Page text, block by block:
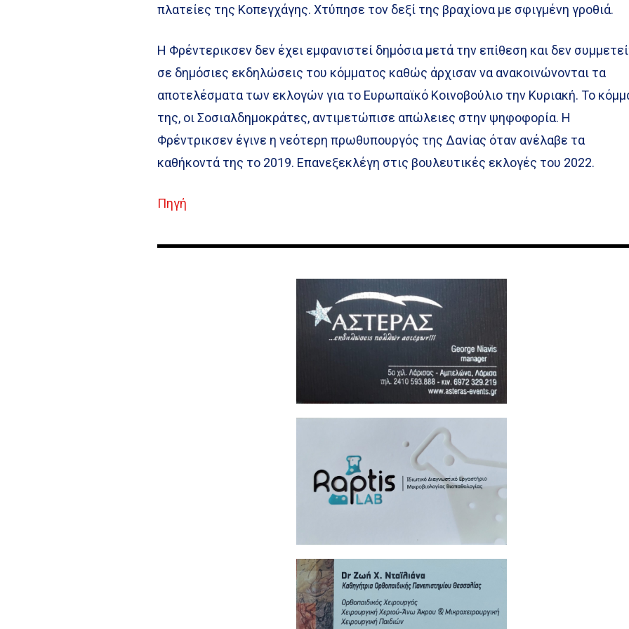
πλατείες της Κοπεγχάγης. Χτύπησε τον δεξί της βραχίονα με σφιγμένη γροθιά.
Η Φρέντερικσεν δεν έχει εμφανιστεί δημόσια μετά την επίθεση και δεν
σε δημόσιες εκδηλώσεις του κόμματος καθώς άρχισαν να ανακοινώνονται τα
αποτελέσματα των εκλογών για το Ευρωπαϊκό Κοινοβούλιο την Κυριακή. Το
της, οι Σοσιαλδημοκράτες, αντιμετώπισε απώλειες στην ψηφοφορία. Η
Φρέντρικσεν έγινε η νεότερη πρωθυπουργός της Δανίας όταν ανέλαβε τα
καθήκοντά της το 2019. Επανεξεκλέγη στις βουλευτικές εκλογές του 2022.
Πηγή